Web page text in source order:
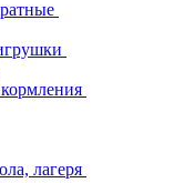
лагеря